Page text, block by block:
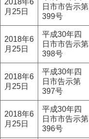
2018年6
月25日
日市市告示第
399号
2018年6
月25日
平成30年四
日市市告示第
398号
2018年6
月25日
平成30年四
日市告示第
397号
2018年6
月25日
平成30年四
日市市告示第
396号